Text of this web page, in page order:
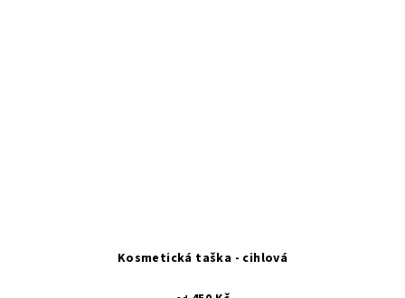
Kosmetická taška - cihlová